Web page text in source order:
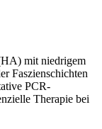
mit niedrigem
Faszienschichten
PCR-
Therapie bei